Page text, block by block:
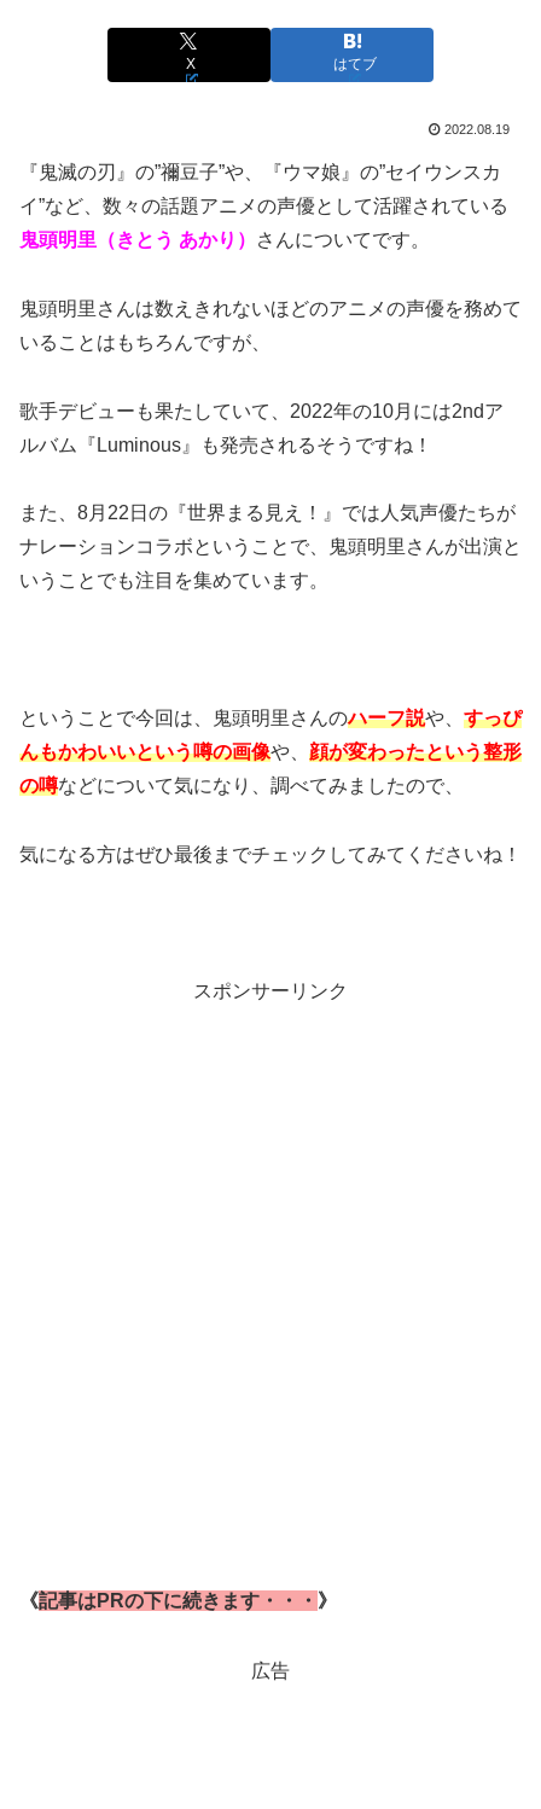
X はてブ
2022.08.19
『鬼滅の刃』の”禰豆子”や、『ウマ娘』の”セイウンスカ
イ”など、数々の話題アニメの声優として活躍されている
鬼頭明里（きとう あかり）
さんについてです。
鬼頭明里さんは数えきれないほどのアニメの声優を務めて
いることはもちろんですが、
歌手デビューも果たしていて、2022年の10月には2ndア
ルバム『Luminous』も発売されるそうですね！
また、8月22日の『世界まる見え！』では人気声優たちが
ナレーションコラボということで、鬼頭明里さんが出演と
いうことでも注目を集めています。
ということで今回は、鬼頭明里さんのハーフ説や、 すっぴ
んもかわいいという噂の画像や、 顔が変わったという整形
の噂などについて気になり、調べてみましたので、
気になる方はぜひ最後までチェックしてみてくださいね！
スポンサーリンク
《記事はPRの下に続きます・・・ 》
広告